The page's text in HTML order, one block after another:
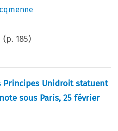
(p.185)
Principes Unidroit statuent
sous Paris, 25 février